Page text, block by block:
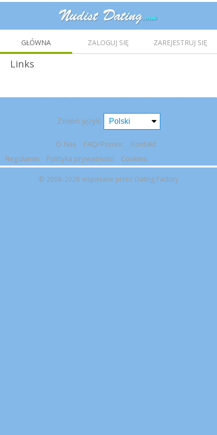
GŁÓWNA ZALOGUJ SIĘ ZAREJESTRUJ SIĘ
Links
Zmień język:
O Nas FAQ/Pomoc
Kontakt
Regulamin
Polityka prywatności Cookies
© 2008-2026 wspierane przez Dating Factory